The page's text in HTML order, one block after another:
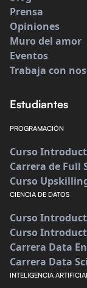
Prensa
Opiniones
Muro del amor
Eventos
Trabaja con
Estudiantes
PROGRAMACIÓN
Curso
Carrera de Full
Curso
CIENCIA DE DATOS
Curso
Curso
Carrera Data
Carrera Data
INTELIGENCIA